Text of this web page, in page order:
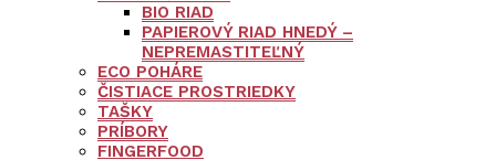
BIO RIAD
PAPIEROVÝ RIAD HNEDÝ –
NEPREMASTITEĽNÝ
ECO POHÁRE
ČISTIACE PROSTRIEDKY
TAŠKY
PRÍBORY
FINGERFOOD